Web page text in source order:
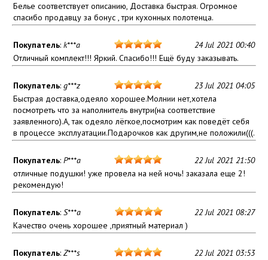
Белье соответствует описанию, Доставка быстрая. Огромное
спасибо продавцу за бонус , три кухонных полотенца.
Покупатель: k***a
24 Jul 2021 00:40
Отличный комплект!!! Яркий. Спасибо!!! Ещё буду заказывать.
Покупатель: g***z
23 Jul 2021 04:05
Быстрая доставка,одеяло хорошее.Молнии нет,хотела
посмотреть что за наполнитель внутри(на соответствие
заявленного).А, так одеяло лёгкое,посмотрим как поведёт себя
в процессе эксплуатации.Подарочков как другим,не положили(((.
Покупатель: P***a
22 Jul 2021 21:50
отличные подушки! уже провела на ней ночь! заказала еще 2!
рекомендую!
Покупатель: S***a
22 Jul 2021 08:27
Качество очень хорошее ,приятный материал )
Покупатель: Z***s
22 Jul 2021 03:53